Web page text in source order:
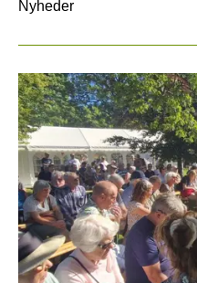
Nyheder